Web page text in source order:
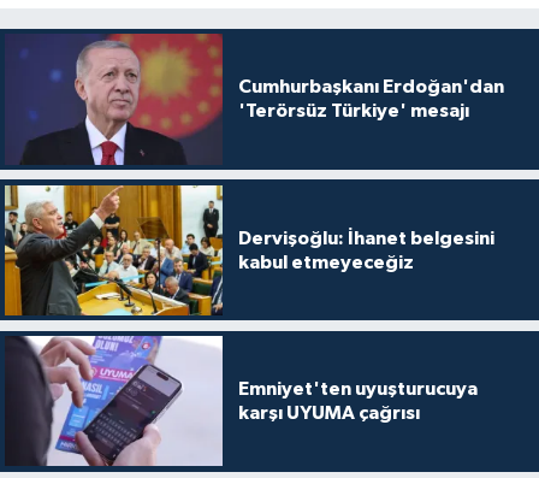
Cumhurbaşkanı Erdoğan'dan
'Terörsüz Türkiye' mesajı
Dervişoğlu: İhanet belgesini
kabul etmeyeceğiz
Emniyet'ten uyuşturucuya
karşı UYUMA çağrısı